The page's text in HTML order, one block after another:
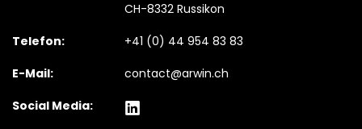
CH-8332 Russikon
Telefon:
+41 (0) 44 954 83 83
E-Mail:
contact@arwin.ch
Social Media: